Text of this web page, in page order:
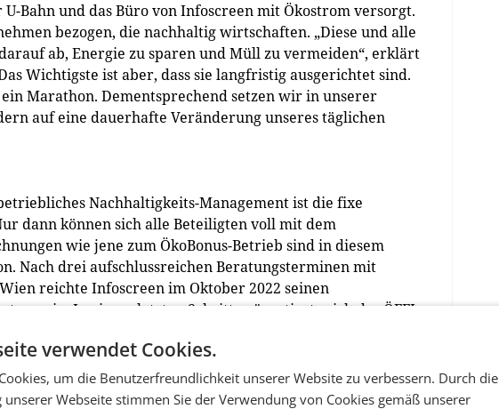
Bahn und das Büro von Infoscreen mit Ökostrom versorgt.
bezogen, die nachhaltig wirtschaften. „Diese und alle
ab, Energie zu sparen und Müll zu vermeiden“, erklärt
Wichtigste ist aber, dass sie langfristig ausgerichtet sind.
Marathon. Dementsprechend setzen wir in unserer
auf eine dauerhafte Veränderung unseres täglichen
Nachhaltigkeits-Management ist die fixe
dann können sich alle Beteiligten voll mit dem
wie jene zum ÖkoBonus-Betrieb sind in diesem
Nach drei aufschlussreichen Beratungsterminen mit
reichte Infoscreen im Oktober 2022 seinen
ein. In einem letzten Schritt präsentierte sich das ÖFFI-
sind sehr stolz, dass unsere Anstrengungen von der
ausgezeichnet wurden. Es ist eine eindrucksvolle
gesamten Teams“, freuen sich Violeta Bajic und Sascha
verwendet Cookies.
um die Benutzerfreundlichkeit unserer Website zu verbessern. Durch die
Webseite stimmen Sie der Verwendung von Cookies gemäß unserer